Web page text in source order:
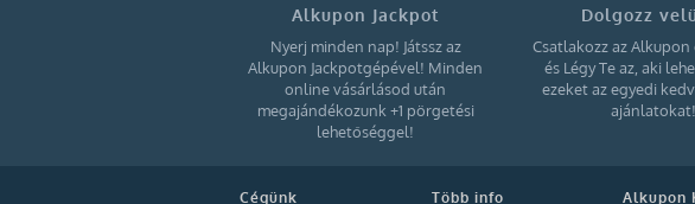
Alkupon Jackpot
Nyerj minden nap! Játssz az
Alkupon Jackpotgépével! Minden
online vásárlásod után
megajándékozunk +1 pörgetési
lehetőséggel!
Dolgozz
Csatlakozz az Alkupon
és Légy Te az, aki
ezeket az egyedi
ajánlatokat!
Cégünk Több info Alkupon